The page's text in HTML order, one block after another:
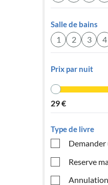
Salle de bains
1 2 3 4
Prix par nuit
29€
Type de livre
Reserve